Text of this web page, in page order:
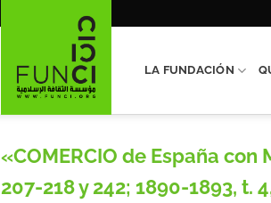
LA FUNDACIÓN
«COMERCIO de España
207-218 y 242; 1890-1893, t.